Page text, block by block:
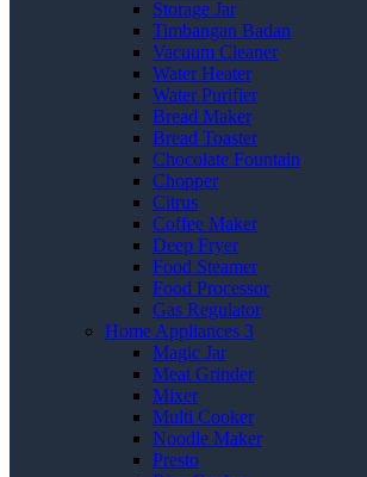
Storage Jar
Timbangan Badan
Vacuum Cleaner
Water Heater
Water Purifier
Bread Maker
Bread Toaster
Chocolate Fountain
Chopper
Citrus
Coffee Maker
Deep Fryer
Food Steamer
Food Processor
Gas Regulator
Home Appliances 3
Magic Jar
Meat Grinder
Mixer
Multi Cooker
Noodle Maker
Presto